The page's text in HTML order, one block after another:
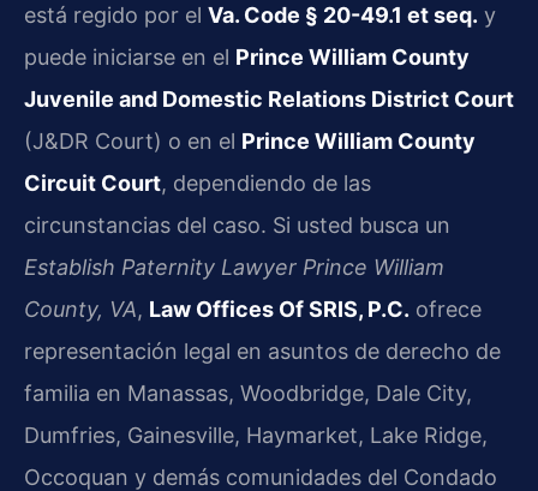
está regido por el Va. Code § 20-49.1 et seq. y
puede iniciarse en el Prince William County
Juvenile and Domestic Relations District Court
(J&DR Court) o en el Prince William County
Circuit Court, dependiendo de las
circunstancias del caso. Si usted busca un
Establish Paternity Lawyer Prince William
County, VA, Law Offices Of SRIS, P.C. ofrece
representación legal en asuntos de derecho de
familia en Manassas, Woodbridge, Dale City,
Dumfries, Gainesville, Haymarket, Lake Ridge,
Occoquan y demás comunidades del Condado